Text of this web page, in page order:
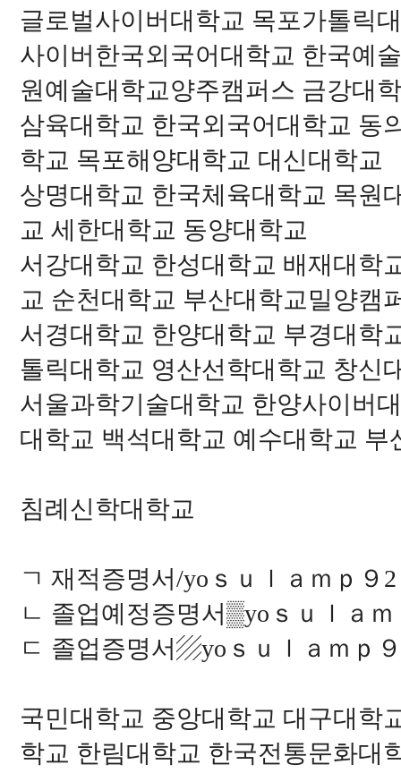
글로벌사이버대학교 목포가톨릭
사이버한국외국어대학교 한국예
원예술대학교양주캠퍼스 금강대
삼육대학교 한국외국어대학교 동
학교 목포해양대학교 대신대학교
상명대학교 한국체육대학교 목원
교 세한대학교 동양대학교
서강대학교 한성대학교 배재대학
교 순천대학교 부산대학교밀양캠
서경대학교 한양대학교 부경대학
톨릭대학교 영산선학대학교 창신
서울과학기술대학교 한양사이버
대학교 백석대학교 예수대학교 부
침례신학대학교
ㄱ 재적증명서/yoｓｕｌａｍｐ
ㄴ 졸업예정증명서▒yoｓｕｌａ
ㄷ 졸업증명서▨yoｓｕｌａｍｐ
국민대학교 중앙대학교 대구대학
학교 한림대학교 한국전통문화대